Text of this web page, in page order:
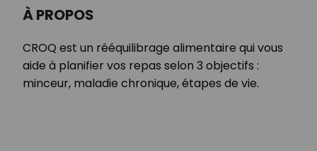
À PROPOS
CROQ est un rééquilibrage alimentaire qui vous
aide à planifier vos repas selon 3 objectifs :
minceur, maladie chronique, étapes de vie.